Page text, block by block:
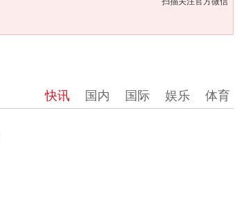
快讯 国内 国际 娱乐 体育